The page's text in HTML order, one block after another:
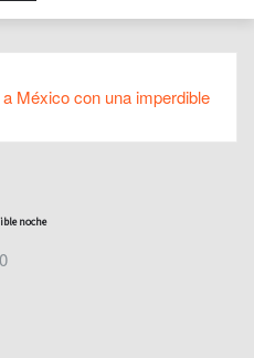
México con una imperdible
noche
0